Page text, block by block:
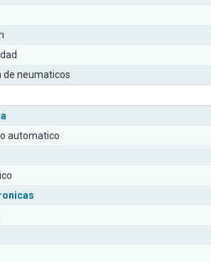
de neumaticos
automatico